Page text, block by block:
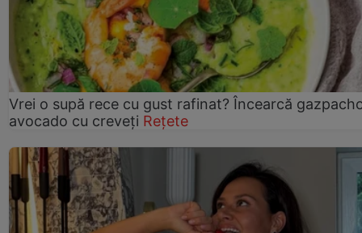
Vrei o supă rece cu gust rafinat? Încearcă
avocado cu creveți Rețete